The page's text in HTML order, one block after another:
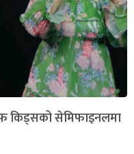
किड्सको सेमिफाइनलमा